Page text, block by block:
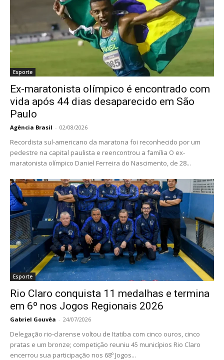
Esporte
Ex-maratonista olímpico é encontrado com
vida após 44 dias desaparecido em São
Paulo
Agência Brasil - 02/08/2026
Recordista sul-americano da maratona foi reconhecido por um
pedestre na capital paulista e reencontrou a família O ex-
maratonista olímpico Daniel Ferreira do Nascimento, de 28...
Esporte
Rio Claro conquista 11 medalhas e termina
em 6º nos Jogos Regionais 2026
Gabriel Gouvêa - 24/07/2026
Delegação rio-clarense voltou de Itatiba com cinco ouros, cinco
pratas e um bronze; competição reuniu 45 municípios Rio Claro
encerrou sua participação nos 68º Jogos...